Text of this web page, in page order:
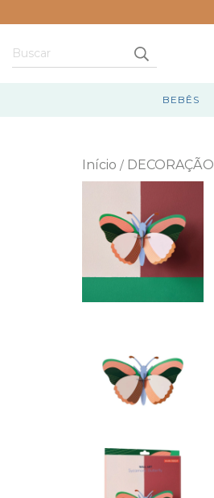
BEBÊS
Início / DECORAÇÃO